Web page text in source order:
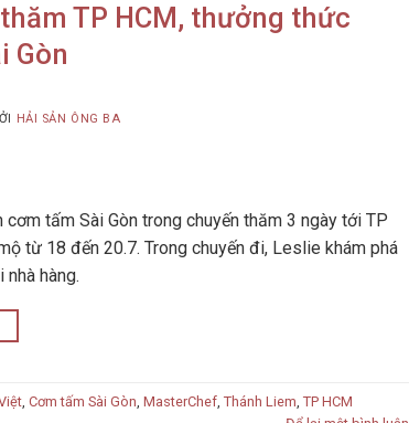
TP HCM, thưởng thức
Gòn
HẢI SẢN ÔNG BA
tấm Sài Gòn trong chuyến thăm 3 ngày tới TP
từ 18 đến 20.7. Trong chuyến đi, Leslie khám phá
hàng.
Cơm tấm Sài Gòn MasterChef Thánh Liem TP HCM